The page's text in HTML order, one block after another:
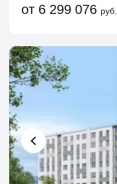
от 6 299 076 руб.